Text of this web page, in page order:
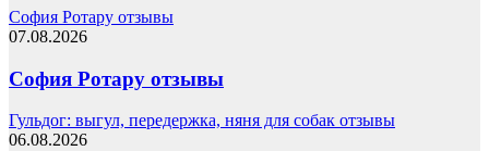
София Ротару отзывы
07.08.2026
София Ротару отзывы
Гульдог: выгул, передержка, няня для собак отзывы
06.08.2026